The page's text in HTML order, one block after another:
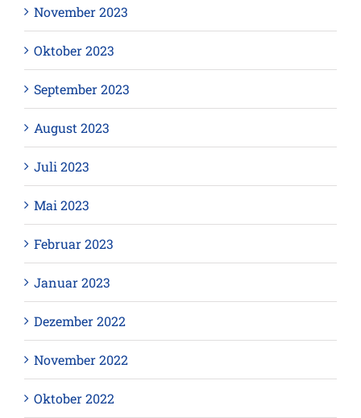
November 2023
Oktober 2023
September 2023
August 2023
Juli 2023
Mai 2023
Februar 2023
Januar 2023
Dezember 2022
November 2022
Oktober 2022